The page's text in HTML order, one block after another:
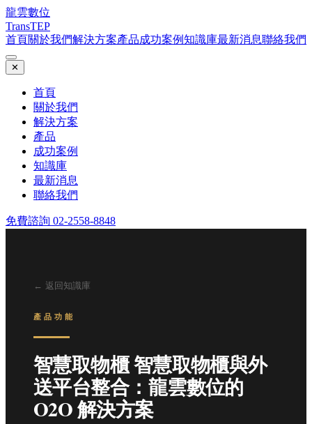
龍雲數位
TransTEP
首頁關於我們解決方案產品成功案例知識庫最新消息聯絡我們
✕
首頁
關於我們
解決方案
產品
成功案例
知識庫
最新消息
聯絡我們
免費諮詢 02-2558-8848
← 返回知識庫
產品功能
智慧取物櫃 智慧取物櫃與外
送平台整合：龍雲數位的
O2O 解決方案